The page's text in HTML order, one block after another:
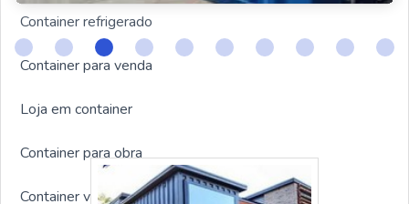
Container refrigerado
Container para venda
Loja em container
Container para obra
Container valor